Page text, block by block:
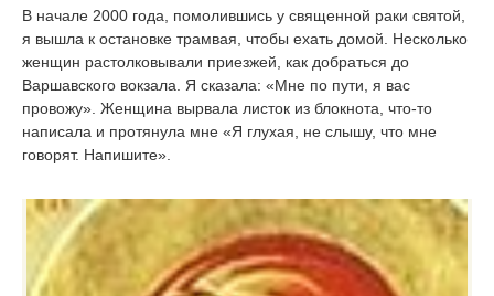
В начале 2000 года, помолившись у священной раки святой,
я вышла к остановке трамвая, чтобы ехать домой. Несколько
женщин растолковывали приезжей, как добраться до
Варшавского вокзала. Я сказала: «Мне по пути, я вас
провожу». Женщина вырвала листок из блокнота, что-то
написала и протянула мне «Я глухая, не слышу, что мне
говорят. Напишите».